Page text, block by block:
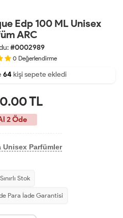
Edp 100 ML Unisex
ARC
#0002989
0 Değerlendirme
64 kişi sepete ekledi
16
TL
2 Öde
Unisex Parfümler
Sınırlı Stok
Para İade Garantisi